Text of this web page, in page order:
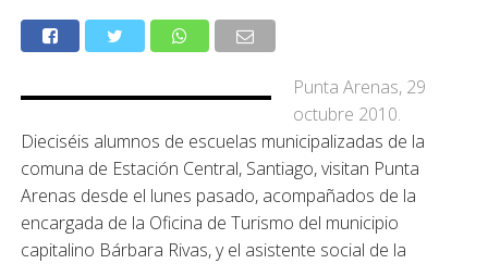
Punta Arenas, 29
octubre 2010.
Dieciséis alumnos de escuelas municipalizadas de la
comuna de Estación Central, Santiago, visitan Punta
Arenas desde el lunes pasado, acompañados de la
encargada de la Oficina de Turismo del municipio
capitalino Bárbara Rivas, y el asistente social de la